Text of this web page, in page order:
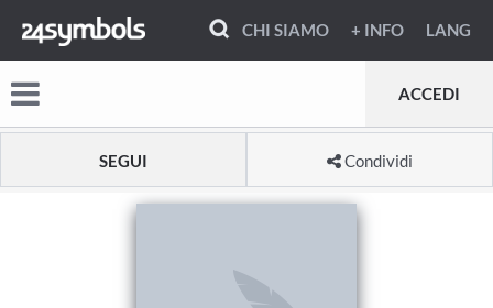
CHI SIAMO + INFO LANG
ACCEDI
SEGUI Condividi